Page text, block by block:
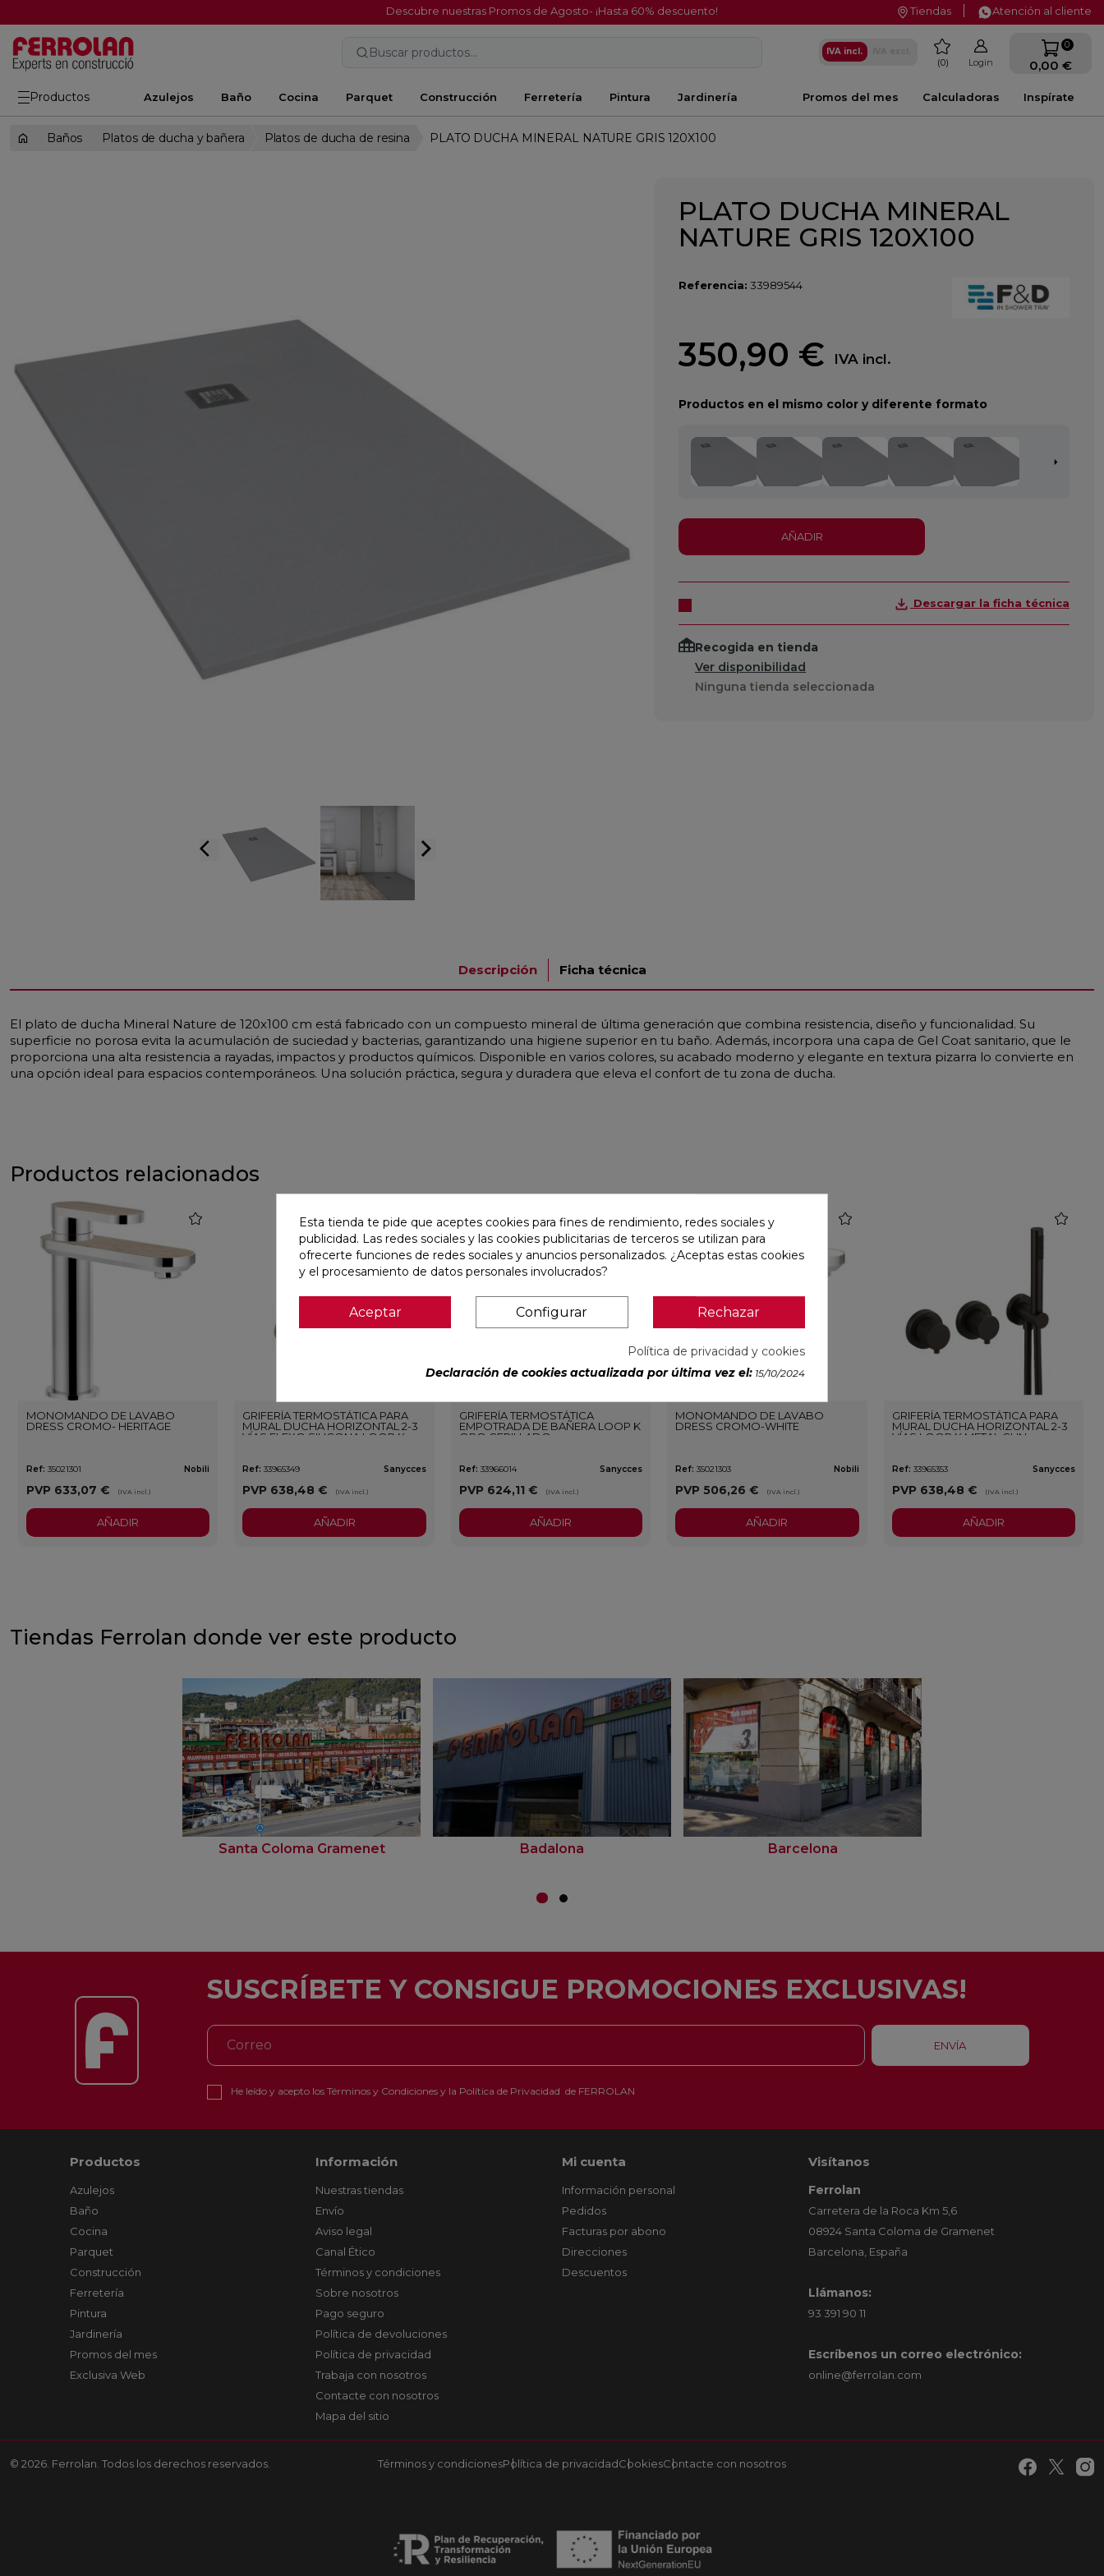
Descubre nuestras Promos de Agosto- ¡Hasta 60% descuento! Tiendas Atención al cliente
Buscar productos... IVA incl. favorite
0 Login
0
0,00 €
Productos Azulejos Baño Cocina Parquet Construcción Ferretería Pintura Jardinería Inspírate
Calculadoras
Promos del mes
Baños Platos de ducha y bañera Platos de ducha de resina PLATO DUCHA MINERAL NATURE GRIS 120X100
arrow_back_ios arrow_forward_ios
PLATO DUCHA MINERAL
NATURE GRIS 120X100
Referencia: 33989544
350,90 € IVA incl.
Productos en el mismo color y diferente formato
AÑADIR
Descargar la ficha técnica
Recogida en tienda
Ver disponibilidad
Ninguna tienda seleccionada
Descripción Ficha técnica
El plato de ducha Mineral Nature de 120x100 cm está fabricado con un compuesto mineral de última generación que combina resistencia, diseño y funcionalidad. Su
superficie no porosa evita la acumulación de suciedad y bacterias, garantizando una higiene superior en tu baño. Además, incorpora una capa de Gel Coat sanitario, que le
proporciona una alta resistencia a rayadas, impactos y productos químicos. Disponible en varios colores, su acabado moderno y elegante en textura pizarra lo convierte en
una opción ideal para espacios contemporáneos. Una solución práctica, segura y duradera que eleva el confort de tu zona de ducha.
Productos relacionados
MONOMANDO DE LAVABO
DRESS CROMO- HERITAGE
Ref: 35021301 Nobili
PVP 633,07 € (IVA incl.)
AÑADIR
GRIFERÍA TERMOSTÁTICA PARA
MURAL DUCHA HORIZONTAL 2-3
VÍAS FLEXO SILICONA LOOP K
Ref: 33965349 Sanycces
PVP 638,48 € (IVA incl.)
favorite
AÑADIR
GRIFERÍA TERMOSTÁTICA
EMPOTRADA DE BAÑERA LOOP K
ORO CEPILLADO
Ref: 33966014 Sanycces
PVP 624,11 € (IVA incl.)
favorite
AÑADIR
MONOMANDO DE LAVABO
DRESS CROMO-WHITE
Ref: 35021303 Nobili
PVP 506,26 € (IVA incl.)
favorite
AÑADIR
GRIFERÍA TERMOSTÁTICA PARA
MURAL DUCHA HORIZONTAL 2-3
VÍAS LOOP K METAL GUN
Ref: 33965353 Sanycces
PVP 638,48 € (IVA incl.)
AÑADIR
Tiendas Ferrolan donde ver este producto
Santa Coloma Gramenet Badalona Barcelona
SUSCRÍBETE Y CONSIGUE PROMOCIONES EXCLUSIVAS!
He leído y acepto los Términos y Condicionesy la Política de Privacidad de FERROLAN
Productos
Azulejos
Baño
Cocina
Parquet
Construcción
Ferretería
Pintura
Jardinería
Promos del mes
Exclusiva Web
Información
Nuestras tiendas
Envío
Aviso legal
Canal Ético
Términos y condiciones
Sobre nosotros
Pago seguro
Política de devoluciones
Política de privacidad
Trabaja con nosotros
Contacte con nosotros
Mapa del sitio
Mi cuenta
Información personal
Pedidos
Facturas por abono
Direcciones
Descuentos
Visítanos
Ferrolan
Carretera de la Roca Km 5,6
08924 Santa Coloma de Gramenet
Barcelona, España
Llámanos:
93 391 90 11
Escríbenos un correo electrónico:
online@ferrolan.com
© 2026. Ferrolan. Todos los derechos reservados. Términos y condicionesPolítica de privacidadCookiesContacte con nosotros
Esta tienda te pide que aceptes cookies para fines de rendimiento, redes sociales y
publicidad. Las redes sociales y las cookies publicitarias de terceros se utilizan para
ofrecerte funciones de redes sociales y anuncios personalizados. ¿Aceptas estas cookies
y el procesamiento de datos personales involucrados?
Aceptar Configurar Rechazar
Política de privacidad y cookies
Declaración de cookies actualizada por última vez el: 15/10/2024